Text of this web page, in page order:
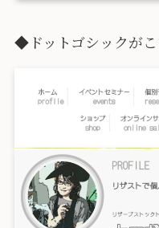
◆ドットゴシックが